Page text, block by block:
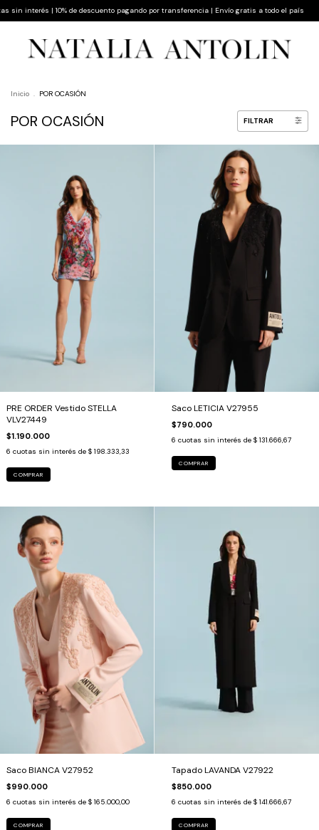
pagando por transferencia | Envío gratis a todo el país Hasta 9 cuotas sin
Inicio . POR OCASIÓN
POR OCASIÓN FILTRAR
PRE ORDER Vestido STELLA
VLV27449
$1.190.000
6 cuotas sin interés de $ 198.333,33
COMPRAR
Saco LETICIA V27955
$790.000
6 cuotas sin interés de $ 131.666,67
COMPRAR
Saco BIANCA V27952
$990.000
6 cuotas sin interés de $ 165.000,00
COMPRAR
Tapado LAVANDA V27922
$850.000
6 cuotas sin interés de $ 141.666,67
COMPRAR